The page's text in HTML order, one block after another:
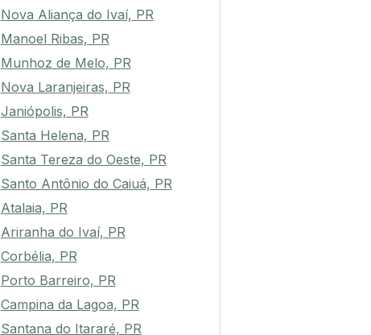
Nova Aliança do Ivaí, PR
Manoel Ribas, PR
Munhoz de Melo, PR
Nova Laranjeiras, PR
Janiópolis, PR
Santa Helena, PR
Santa Tereza do Oeste, PR
Santo Antônio do Caiuá, PR
Atalaia, PR
Ariranha do Ivaí, PR
Corbélia, PR
Porto Barreiro, PR
Campina da Lagoa, PR
Santana do Itararé, PR